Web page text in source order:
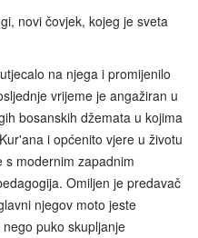
novi čovjek, kojeg je sveta
na njega i promijenilo
vrijeme je angažiran u
bosanskih džemata u kojima
i općenito vjere u životu
s modernim zapadnim
Omiljen je predavač
njegov moto jeste
puko skupljanje